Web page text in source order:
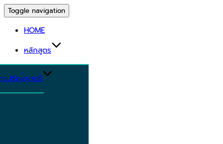
Toggle navigation
HOME
หลักสูตร
รปริญญาตรี